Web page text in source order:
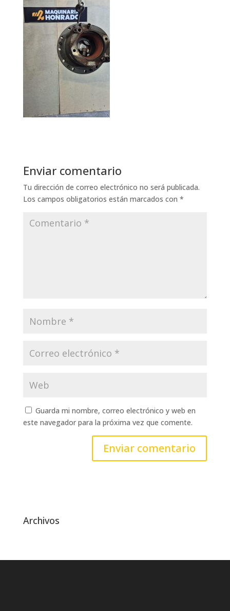
Enviar comentario
Tu dirección de correo electrónico no será publicada.
Los campos obligatorios están marcados con *
Guarda mi nombre, correo electrónico y web en
este navegador para la próxima vez que comente.
Archivos